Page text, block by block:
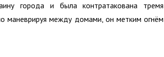
города и была контратакована тремя
маневрируя между домами, он метким огнём